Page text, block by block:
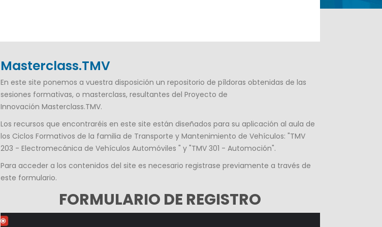
Masterclass.TMV
En este site ponemos a vuestra disposición un repositorio de píldoras obtenidas de las
sesiones formativas, o masterclass, resultantes del Proyecto de
Innovación Masterclass.TMV.
Los recursos que encontraréis en este site están diseñados para su aplicación al aula de
los Ciclos Formativos de la familia de Transporte y Mantenimiento de Vehículos: "TMV
203 - Electromecánica de Vehículos Automóviles " y "TMV 301 - Automoción".
Para acceder a los contenidos del site es necesario registrase previamente a través de
este formulario.
FORMULARIO DE REGISTRO